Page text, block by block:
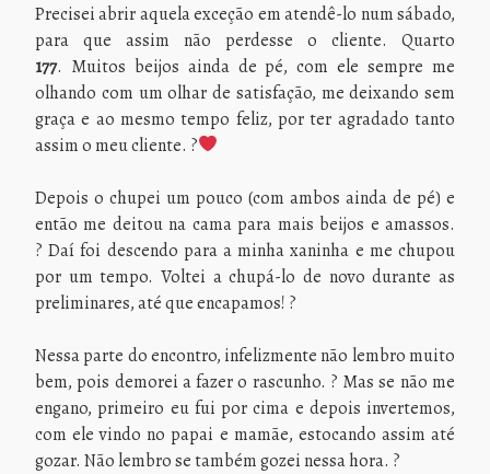
Precisei abrir aquela exceção em atendê-lo num sábado,
para que assim não perdesse o cliente. Quarto
177. Muitos beijos ainda de pé, com ele sempre me
olhando com um olhar de satisfação, me deixando sem
graça e ao mesmo tempo feliz, por ter agradado tanto
assim o meu cliente. ?
Depois o chupei um pouco (com ambos ainda de pé) e
então me deitou na cama para mais beijos e amassos.
? Daí foi descendo para a minha xaninha e me chupou
por um tempo. Voltei a chupá-lo de novo durante as
preliminares, até que encapamos! ?
Nessa parte do encontro, infelizmente não lembro muito
bem, pois demorei a fazer o rascunho. ? Mas se não me
engano, primeiro eu fui por cima e depois invertemos,
com ele vindo no papai e mamãe, estocando assim até
gozar. Não lembro se também gozei nessa hora. ?